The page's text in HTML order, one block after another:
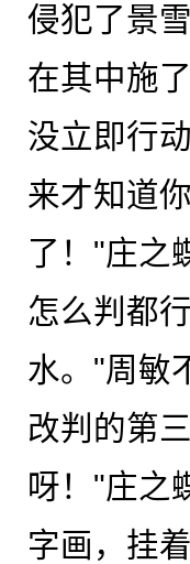
侵犯了景
在其中施
没立即行
来才知道
了！"庄之
怎么判都
水。"周敏
改判的第
呀！"庄之
字画，挂